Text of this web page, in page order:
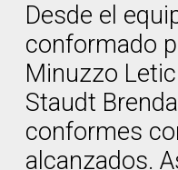
Desde el
conformado
Minuzzo
Staudt
conformes
alcanzados.